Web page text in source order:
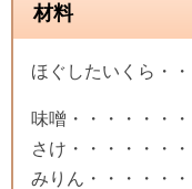
材料
ほぐしたいくら・
味噌・・・・・・
さけ・・・・・・
みりん・・・・・